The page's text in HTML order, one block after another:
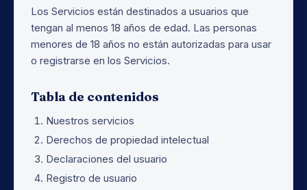
Los Servicios están destinados a usuarios que
tengan al menos 18 años de edad. Las personas
menores de 18 años no están autorizadas para usar
o registrarse en los Servicios.
Tabla de contenidos
Nuestros servicios
Derechos de propiedad intelectual
Declaraciones del usuario
Registro de usuario